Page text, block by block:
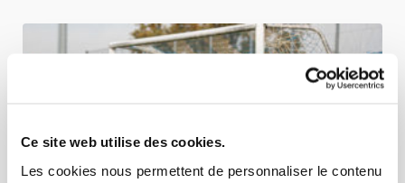
Ce site web utilise des cookies.
Les cookies nous permettent de personnaliser le contenu